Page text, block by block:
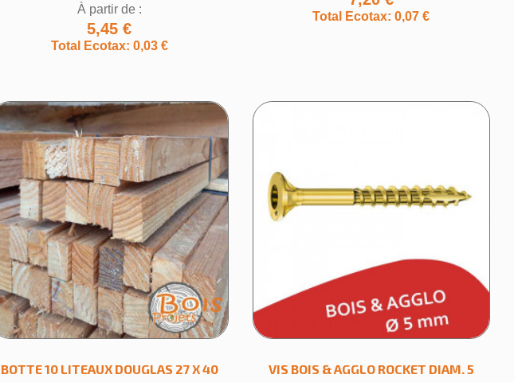
À partir de :
5,45 €
Total Ecotax: 0,03 €
Total Ecotax: 0,07 €
BOTTE 10 LITEAUX DOUGLAS 27 X 40
VIS BOIS & AGGLO ROCKET DIAM. 5
Créer une liste d'envies